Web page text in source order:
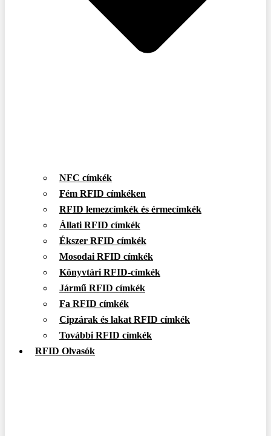
NFC címkék
Fém RFID címkéken
RFID lemezcímkék és érmecímkék
Állati RFID címkék
Ékszer RFID címkék
Mosodai RFID címkék
Könyvtári RFID-címkék
Jármű RFID címkék
Fa RFID címkék
Cipzárak és lakat RFID címkék
További RFID címkék
RFID Olvasók